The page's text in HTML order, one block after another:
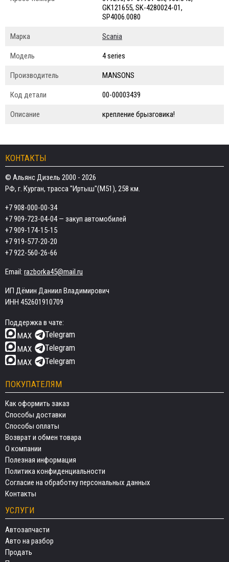
GK121655, SK-4280024-01,
SP4006.0080
Марка Scania
Модель 4 series
Производитель MANSONS
Код детали 00-00003439
Описание крепление брызговика!
КОНТАКТЫ
© Альянс Дизель 2000 - 2026
РФ, г. Курган, трасса "Иртыш"(М51), 258 км.
+7 908-000-00-34
+7 909-723-04-04— закуп автомобилей
+7 909-174-15-15
+7 919-577-20-20
+7 922-560-26-66
Email: razborka45@mail.ru
ИП Дёмин Даниил Владимирович
ИНН 452601910709
Поддержка в чате:
MAX
Telegram
MAX Telegram
MAX Telegram
ПОКУПАТЕЛЯМ
Как оформить заказ
Способы доставки
Способы оплаты
Возврат и обмен товара
О компании
Полезная информация
Политика конфиденциальности
Согласие на обработку персональных данных
Контакты
УСЛУГИ
Автозапчасти
Авто на разбор
Продать